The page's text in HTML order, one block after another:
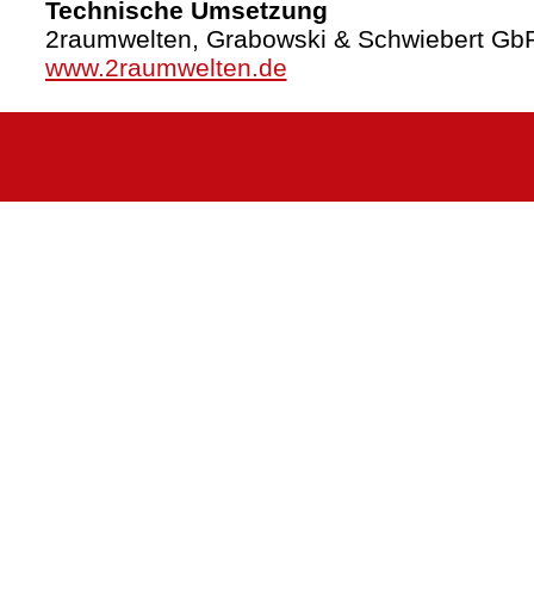
Technische Umsetzung
2raumwelten, Grabowski & Schwiebert
www.2raumwelten.de